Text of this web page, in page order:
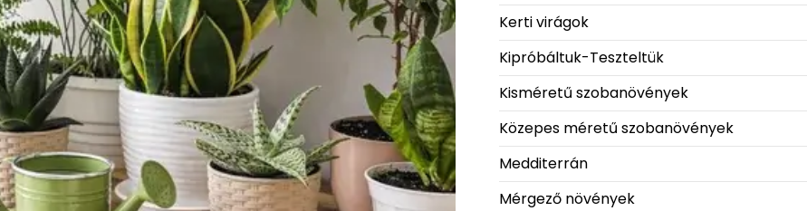
Kerti virágok
Kipróbáltuk-Teszteltük
Kisméretű szobanövények
Közepes méretű szobanövények
Medditerrán
Mérgező növények